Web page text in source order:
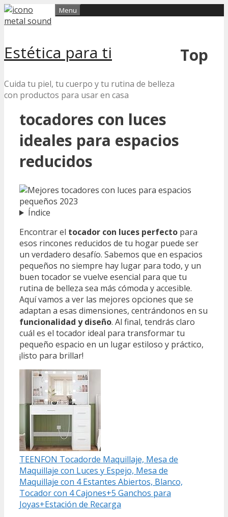
Skip
to
Estética para ti
Cuida tu piel, tu cuerpo y tu rutina de belleza
con productos para usar en casa
Menu
Top
tocadores con luces
ideales para espacios
reducidos
Índice
Encontrar el tocador con luces perfecto para
esos rincones reducidos de tu hogar puede ser
un verdadero desafío. Sabemos que en espacios
pequeños no siempre hay lugar para todo, y un
buen tocador se vuelve esencial para que tu
rutina de belleza sea más cómoda y accesible.
Aquí vamos a ver las mejores opciones que se
adaptan a esas dimensiones, centrándonos en su
funcionalidad y diseño. Al final, tendrás claro
cuál es el tocador ideal para transformar tu
pequeño espacio en un lugar estiloso y práctico,
¡listo para brillar!
TEENFON Tocadorde Maquillaje, Mesa de
Maquillaje con Luces y Espejo, Mesa de
Maquillaje con 4 Estantes Abiertos, Blanco,
Tocador con 4 Cajones+5 Ganchos para
Joyas+Estación de Recarga